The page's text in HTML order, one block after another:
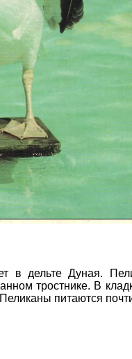
в дельте Дуная.
тростнике. В
питаются